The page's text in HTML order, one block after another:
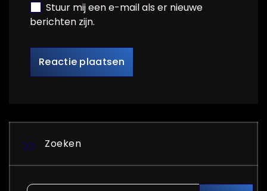
Stuur mij een e-mail als er nieuwe
berichten zijn.
Zoeken